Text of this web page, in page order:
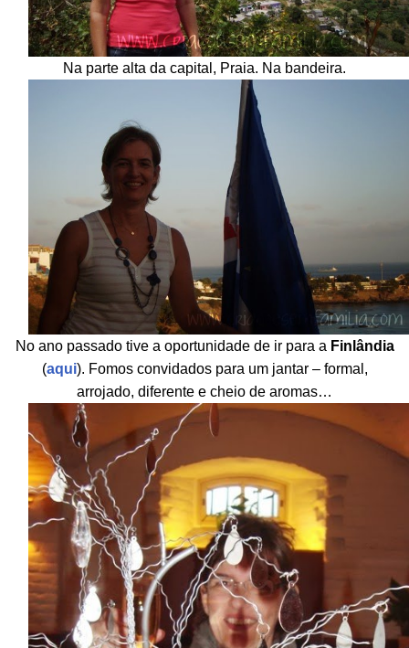
Na parte alta da capital, Praia. Na bandeira.
No ano passado tive a oportunidade de ir para a Finlândia
(aqui). Fomos convidados para um jantar – formal,
arrojado, diferente e cheio de aromas…